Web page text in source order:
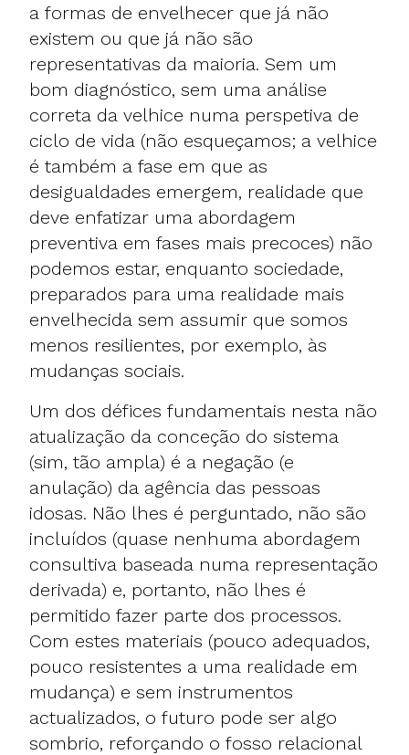
a formas de envelhecer que já não
existem ou que já não são
representativas da maioria. Sem um
bom diagnóstico, sem uma análise
correta da velhice numa perspetiva de
ciclo de vida (não esqueçamos; a velhice
é também a fase em que as
desigualdades emergem, realidade que
deve enfatizar uma abordagem
preventiva em fases mais precoces) não
podemos estar, enquanto sociedade,
preparados para uma realidade mais
envelhecida sem assumir que somos
menos resilientes, por exemplo, às
mudanças sociais.
Um dos défices fundamentais nesta não
atualização da conceção do sistema
(sim, tão ampla) é a negação (e
anulação) da agência das pessoas
idosas. Não lhes é perguntado, não são
incluídos (quase nenhuma abordagem
consultiva baseada numa representação
derivada) e, portanto, não lhes é
permitido fazer parte dos processos.
Com estes materiais (pouco adequados,
pouco resistentes a uma realidade em
mudança) e sem instrumentos
actualizados, o futuro pode ser algo
sombrio, reforçando o fosso relacional